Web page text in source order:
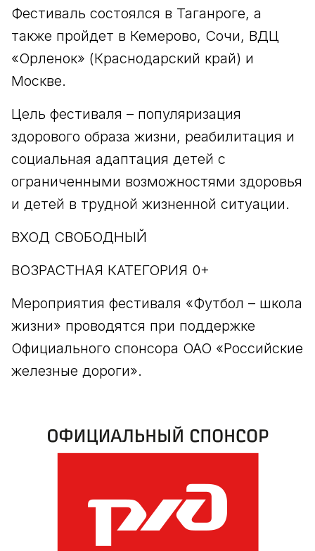
Фестиваль состоялся в Таганроге, а
также пройдет в Кемерово, Сочи, ВДЦ
«Орленок» (Краснодарский край) и
Москве.
Цель фестиваля – популяризация
здорового образа жизни, реабилитация и
социальная адаптация детей с
ограниченными возможностями здоровья
и детей в трудной жизненной ситуации.
ВХОД СВОБОДНЫЙ
ВОЗРАСТНАЯ КАТЕГОРИЯ 0+
Мероприятия фестиваля «Футбол – школа
жизни» проводятся при поддержке
Официального спонсора ОАО «Российские
железные дороги».